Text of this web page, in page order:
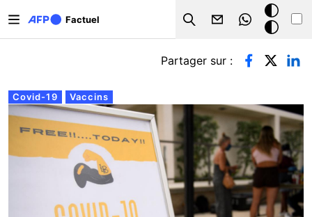
Factuel
Search
Mode
sombre
Onglets principaux
Covid-19 Vaccins
Partager sur :